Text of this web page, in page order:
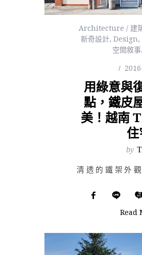
Architecture / 建
新奇設計, Design,
空間敘事,
用綠意與
點，鐵皮
美！越南
by
Read